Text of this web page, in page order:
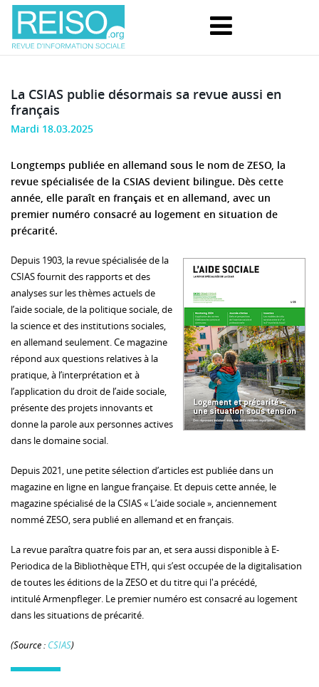
La CSIAS publie désormais sa revue aussi en
français
Mardi 18.03.2025
Longtemps publiée en allemand sous le nom de ZESO, la
revue spécialisée de la CSIAS devient bilingue. Dès cette
année, elle paraît en français et en allemand, avec un
premier numéro consacré au logement en situation de
précarité.
Depuis 1903, la revue spécialisée de la
CSIAS fournit des rapports et des
analyses sur les thèmes actuels de
l’aide sociale, de la politique sociale, de
la science et des institutions sociales,
en allemand seulement. Ce magazine
répond aux questions relatives à la
pratique, à l’interprétation et à
l’application du droit de l’aide sociale,
présente des projets innovants et
donne la parole aux personnes actives
dans le domaine social.
Depuis 2021, une petite sélection d’articles est publiée dans un
magazine en ligne en langue française. Et depuis cette année, le
magazine spécialisé de la CSIAS « L’aide sociale », anciennement
nommé ZESO, sera publié en allemand et en français.
La revue paraîtra quatre fois par an, et sera aussi disponible à E-
Periodica de la Bibliothèque ETH, qui s’est occupée de la digitalisation
de toutes les éditions de la ZESO et du titre qui l'a précédé,
intitulé Armenpfleger. Le premier numéro est consacré au logement
dans les situations de précarité.
(Source : CSIAS)